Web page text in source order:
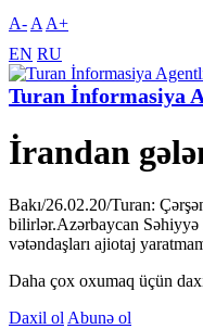
A- A A+
EN RU
Turan İnformasiya
İrandan
Bakı/26.02.20/Turan:
bilirlər.Azərbaycan
vətəndaşları ajiotaj
Daha çox oxumaq üçün
Daxil ol Abunə ol